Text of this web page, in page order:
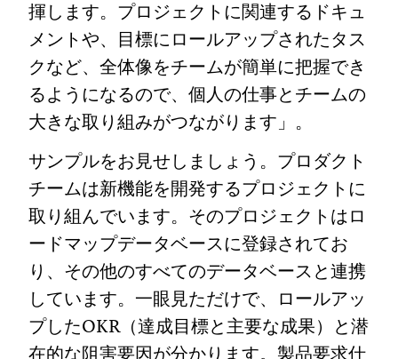
揮します。プロジェクトに関連するドキュ
メントや、目標にロールアップされたタス
クなど、全体像をチームが簡単に把握でき
るようになるので、個人の仕事とチームの
大きな取り組みがつながります」。
サンプルをお見せしましょう。プロダクト
チームは新機能を開発するプロジェクトに
取り組んでいます。そのプロジェクトはロ
ードマップデータベースに登録されてお
り、その他のすべてのデータベースと連携
しています。一眼見ただけで、ロールアッ
プしたOKR（達成目標と主要な成果）と潜
在的な阻害要因が分かります。製品要求仕